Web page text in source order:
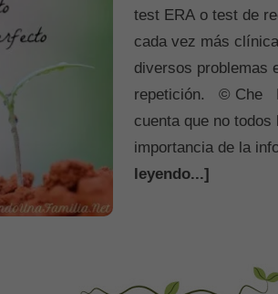
test ERA o test de
cada vez más
diversos problemas
repetición. © Che
cuenta que no
importancia de la
leyendo...]